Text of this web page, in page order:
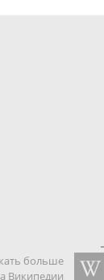
больше
Википедии